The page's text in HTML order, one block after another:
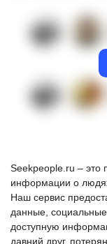
Seekpeople.ru – это
информации о людях
Наш сервис
данные,
доступную
давний друг,